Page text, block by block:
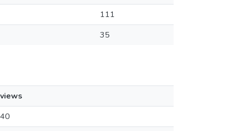
111
35
views
40